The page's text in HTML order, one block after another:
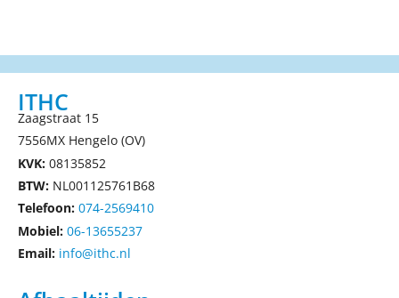
ITHC
Zaagstraat 15
7556MX Hengelo (OV)
KVK: 08135852
BTW: NL001125761B68
Telefoon: 074-2569410
Mobiel: 06-13655237
Email: info@ithc.nl